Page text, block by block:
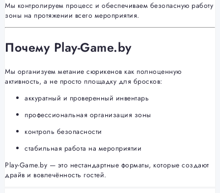
Мы контролируем процесс и обеспечиваем безопасную работу
зоны на протяжении всего мероприятия.
Почему Play-Game.by
Мы организуем метание сюрикенов как полноценную
активность, а не просто площадку для бросков:
аккуратный и проверенный инвентарь
профессиональная организация зоны
контроль безопасности
стабильная работа на мероприятии
Play-Game.by — это нестандартные форматы, которые создают
драйв и вовлечённость гостей.